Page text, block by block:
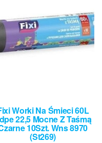
Worki Na Śmieci 60L
22,5 Mocne Z Taśmą
10Szt. Wns 8970
(St269)